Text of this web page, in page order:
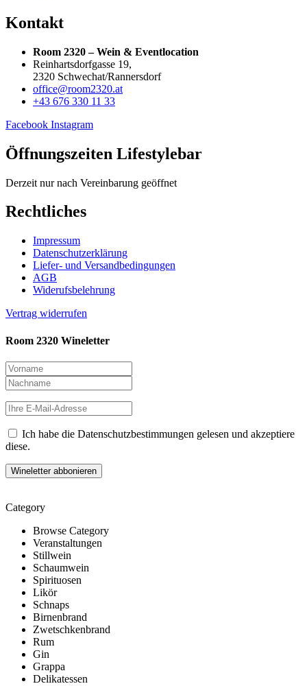
Kontakt
Room 2320 – Wein & Eventlocation
Reinhartsdorfgasse 19,
2320 Schwechat/Rannersdorf
office@room2320.at
+43 676 330 11 33
Facebook Instagram
Öffnungszeiten Lifestylebar
Derzeit nur nach Vereinbarung geöffnet
Rechtliches
Impressum
Datenschutzerklärung
Liefer- und Versandbedingungen
AGB
Widerufsbelehrung
Vertrag widerrufen
Room 2320 Wineletter
Ich habe die Datenschutzbestimmungen gelesen und akzeptiere
diese.
Category
Browse Category
Veranstaltungen
Stillwein
Schaumwein
Spirituosen
Likör
Schnaps
Birnenbrand
Zwetschkenbrand
Rum
Gin
Grappa
Delikatessen